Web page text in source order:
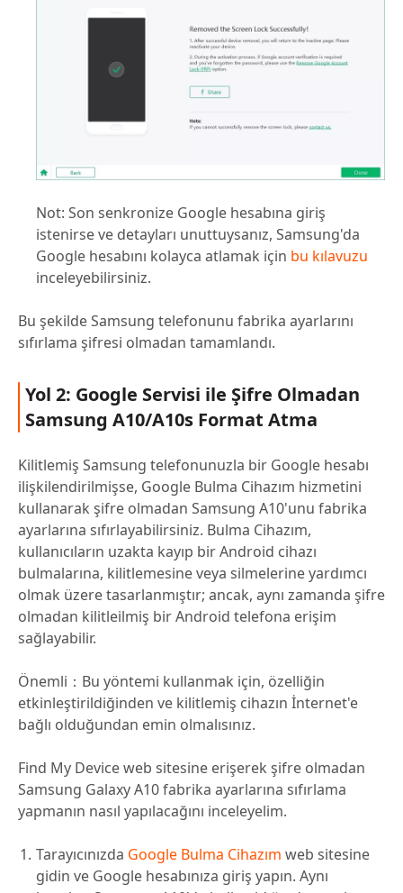
Not: Son senkronize Google hesabına giriş
istenirse ve detayları unuttuysanız, Samsung'da
Google hesabını kolayca atlamak için bu kılavuzu
inceleyebilirsiniz.
Bu şekilde Samsung telefonunu fabrika ayarlarını
sıfırlama şifresi olmadan tamamlandı.
Yol 2: Google Servisi ile Şifre Olmadan
Samsung A10/A10s Format Atma
Kilitlemiş Samsung telefonunuzla bir Google hesabı
ilişkilendirilmişse, Google Bulma Cihazım hizmetini
kullanarak şifre olmadan Samsung A10'unu fabrika
ayarlarına sıfırlayabilirsiniz. Bulma Cihazım,
kullanıcıların uzakta kayıp bir Android cihazı
bulmalarına, kilitlemesine veya silmelerine yardımcı
olmak üzere tasarlanmıştır; ancak, aynı zamanda şifre
olmadan kilitleilmiş bir Android telefona erişim
sağlayabilir.
Önemli ：Bu yöntemi kullanmak için, özelliğin
etkinleştirildiğinden ve kilitlemiş cihazın İnternet'e
bağlı olduğundan emin olmalısınız.
Find My Device web sitesine erişerek şifre olmadan
Samsung Galaxy A10 fabrika ayarlarına sıfırlama
yapmanın nasıl yapılacağını inceleyelim.
Tarayıcınızda Google Bulma Cihazım web sitesine
gidin ve Google hesabınıza giriş yapın. Aynı